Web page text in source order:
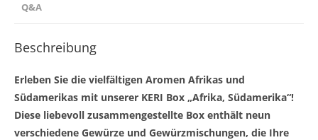
Q&A
Beschreibung
Erleben Sie die vielfältigen Aromen Afrikas und
Südamerikas mit unserer KERI Box „Afrika, Südamerika“!
Diese liebevoll zusammengestellte Box enthält neun
verschiedene Gewürze und Gewürzmischungen, die Ihre